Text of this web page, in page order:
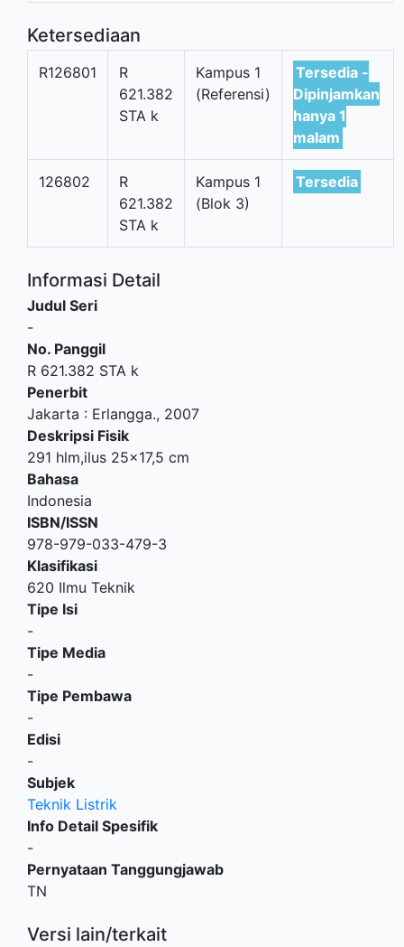
Ketersediaan
R126801
R
621.382
STA k
Kampus 1
(Referensi)
Tersedia -
Dipinjamkan
hanya 1
malam
126802
R
621.382
STA k
Kampus 1
(Blok 3)
Tersedia
Informasi Detail
Judul Seri
-
No. Panggil
R 621.382 STA k
Penerbit
Jakarta : Erlangga., 2007
Deskripsi Fisik
291 hlm,ilus 25x17,5 cm
Bahasa
Indonesia
ISBN/ISSN
978-979-033-479-3
Klasifikasi
620 Ilmu Teknik
Tipe Isi
-
Tipe Media
-
Tipe Pembawa
-
Edisi
-
Subjek
Teknik Listrik
Info Detail Spesifik
-
Pernyataan Tanggungjawab
TN
Versi lain/terkait